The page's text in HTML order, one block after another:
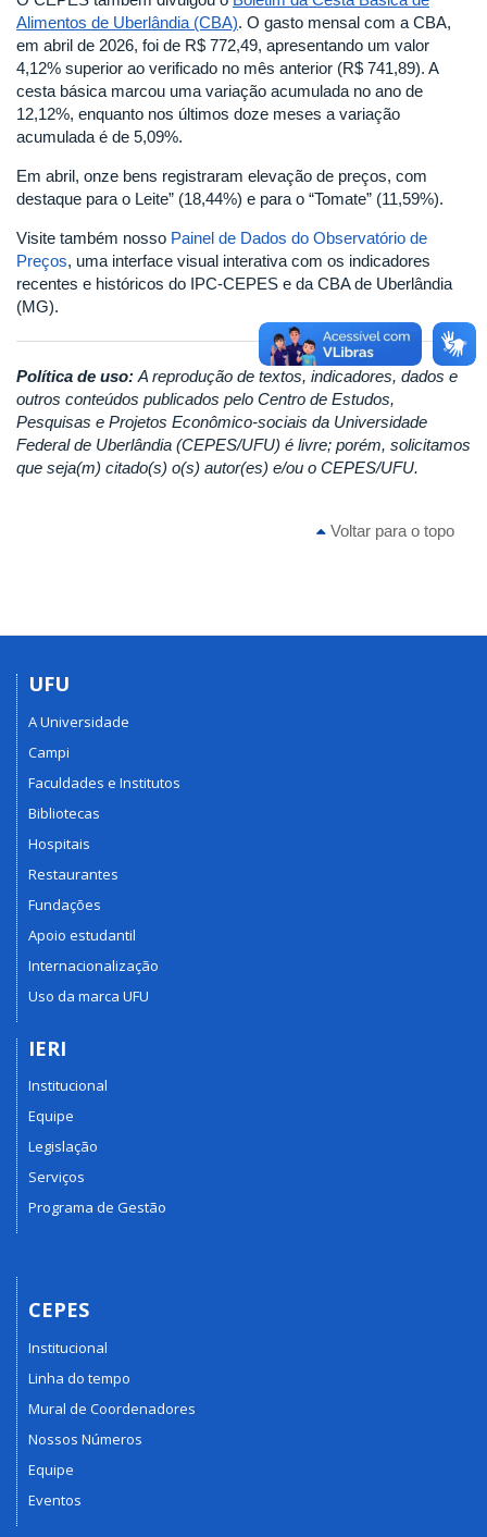
Alimentos de Uberlândia (CBA). O gasto mensal com a CBA,
em abril de 2026, foi de R$ 772,49, apresentando um valor
4,12% superior ao verificado no mês anterior (R$ 741,89). A
cesta básica marcou uma variação acumulada no ano de
12,12%, enquanto nos últimos doze meses a variação
acumulada é de 5,09%.
Em abril, onze bens registraram elevação de preços, com
destaque para o Leite” (18,44%) e para o “Tomate” (11,59%).
Visite também nosso Painel de Dados do Observatório de
Preços, uma interface visual interativa com os indicadores
recentes e históricos do IPC-CEPES e da CBA de Uberlândia
(MG).
Política de uso: A reprodução de textos, indicadores, dados e
outros conteúdos publicados pelo Centro de Estudos,
Pesquisas e Projetos Econômico-sociais da Universidade
Federal de Uberlândia (CEPES/UFU) é livre; porém, solicitamos
que seja(m) citado(s) o(s) autor(es) e/ou o CEPES/UFU.
Voltar para o topo
UFU
A Universidade
Campi
Faculdades e Institutos
Bibliotecas
Hospitais
Restaurantes
Fundações
Apoio estudantil
Internacionalização
Uso da marca UFU
IERI
Institucional
Equipe
Legislação
Serviços
Programa de Gestão
CEPES
Institucional
Linha do tempo
Mural de Coordenadores
Nossos Números
Equipe
Eventos